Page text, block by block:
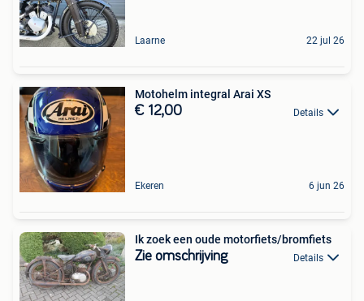
Laarne 22 jul 26
Motohelm integral Arai XS
€ 12,00 Details
Ekeren 6 jun 26
Ik zoek een oude motorfiets/bromfiets
Zie omschrijving Details